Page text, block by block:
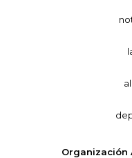
Organización